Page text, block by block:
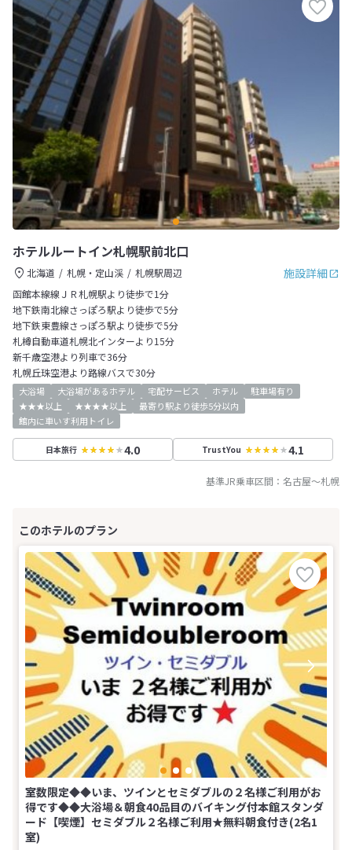
ホテルルートイン札幌駅前北口
施設詳細
北海道 札幌・定山渓
札幌駅周辺
函館本線線ＪＲ札幌駅より徒歩で1分
地下鉄南北線さっぽろ駅より徒歩で5分
地下鉄東豊線さっぽろ駅より徒歩で5分
札樽自動車道札幌北インターより15分
新千歳空港より列車で36分
札幌丘珠空港より路線バスで30分
大浴場 大浴場があるホテル 宅配サービス ホテル
駐車場有り
★★★以上
★★★★以上
最寄り駅より徒歩5分以内
館内に車いす利用トイレ
日本旅行 4.0 TrustYou 4.1
基準JR乗車区間： 名古屋～札幌
室数限定◆◆いま、ツインとセミダブルの２名様ご利用がお
得です◆◆大浴場＆朝食40品目のバイキング付本館スタンダ
ード【喫煙】セミダブル２名様ご利用★無料朝食付き(2名1
室)